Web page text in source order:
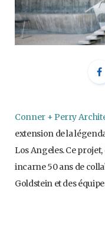
Conner + Perry
extension de la
Los Angeles. Ce
incarne 50 ans de
Goldstein et des